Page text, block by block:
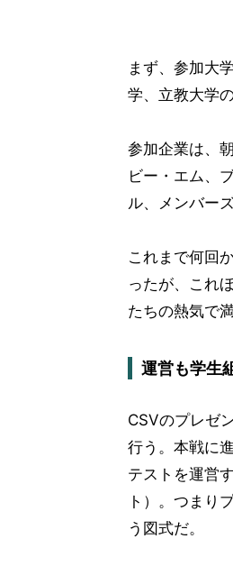
まず、参加大
学、立教大学の
参加企業は、
ビー・エム、
ル、メンバー
これまで何回
ったが、これ
たちの熱気で
運営も学生
CSVのプレゼ
行う。本戦に
テストを運営
ト）。つまり
う図式だ。